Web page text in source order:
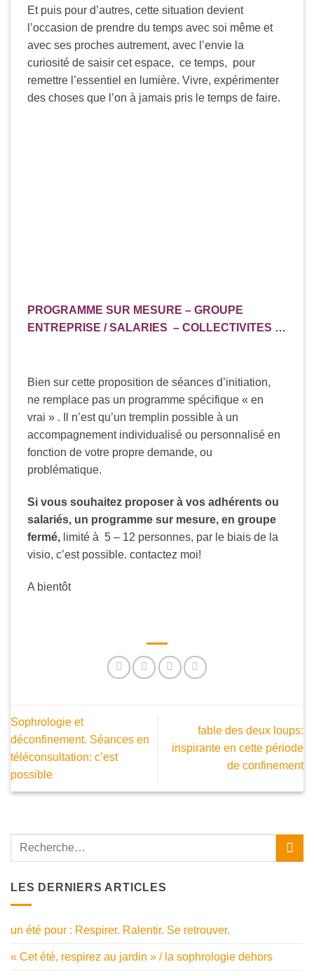
Et puis pour d’autres, cette situation devient
l’occasion de prendre du temps avec soi même et
avec ses proches autrement, avec l’envie la
curiosité de saisir cet espace, ce temps, pour
remettre l’essentiel en lumière. Vivre, expérimenter
des choses que l’on à jamais pris le temps de faire.
PROGRAMME SUR MESURE – GROUPE
ENTREPRISE / SALARIES – COLLECTIVITES …
Bien sur cette proposition de séances d’initiation,
ne remplace pas un programme spécifique « en
vrai » . Il n’est qu’un tremplin possible à un
accompagnement individualisé ou personnalisé en
fonction de votre propre demande, ou
problématique.
Si vous souhaitez proposer à vos adhérents ou
salariés, un programme sur mesure, en groupe
fermé, limité à 5 – 12 personnes, par le biais de la
visio, c’est possible. contactez moi!
A bientôt
Sophrologie et
déconfinement. Séances en
téléconsultation: c’est
possible
fable des deux loups:
inspirante en cette période
de confinement
LES DERNIERS ARTICLES
un été pour : Respirer. Ralentir. Se retrouver.
« Cet été, respirez au jardin » / la sophrologie dehors